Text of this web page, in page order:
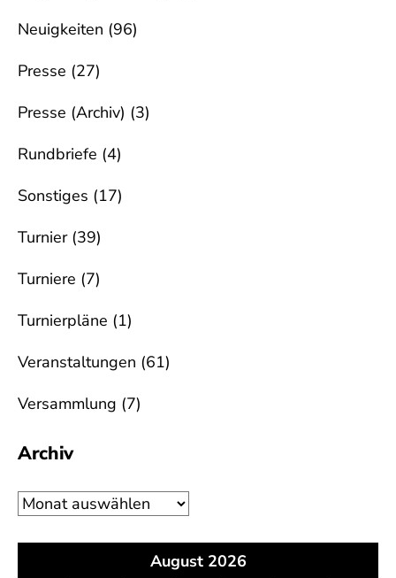
Neuigkeiten (96)
Presse (27)
Presse (Archiv) (3)
Rundbriefe (4)
Sonstiges (17)
Turnier(39)
Turniere (7)
Turnierpläne (1)
Veranstaltungen (61)
Versammlung (7)
Archiv
Archiv
August 2026